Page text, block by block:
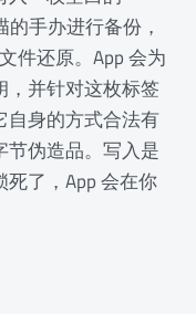
手办进行备份，
件还原。App 会为
，并针对这枚标签
自身的方式合法有
伪造品。写入是
了，App 会在你